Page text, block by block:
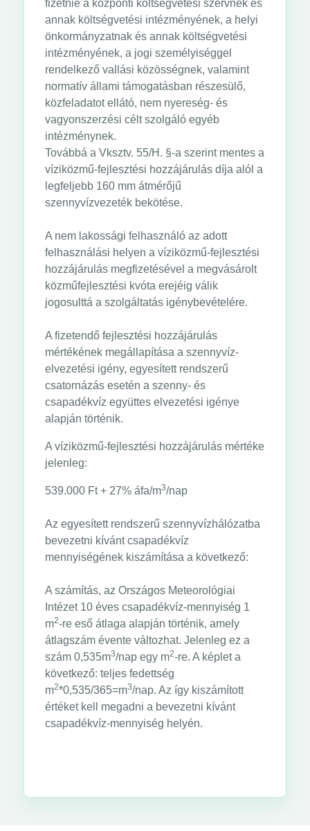
fizetnie a központi költségvetési szervnek és
annak költségvetési intézményének, a helyi
önkormányzatnak és annak költségvetési
intézményének, a jogi személyiséggel
rendelkező vallási közösségnek, valamint
normatív állami támogatásban részesülő,
közfeladatot ellátó, nem nyereség- és
vagyonszerzési célt szolgáló egyéb
intézménynek.
Továbbá a Vksztv. 55/H. §-a szerint mentes a
víziközmű-fejlesztési hozzájárulás díja alól a
legfeljebb 160 mm átmérőjű
szennyvízvezeték bekötése.
A nem lakossági felhasználó az adott
felhasználási helyen a víziközmű-fejlesztési
hozzájárulás megfizetésével a megvásárolt
közműfejlesztési kvóta erejéig válik
jogosulttá a szolgáltatás igénybevételére.
A fizetendő fejlesztési hozzájárulás
mértékének megállapítása a szennyvíz-
elvezetési igény, egyesített rendszerű
csatornázás esetén a szenny- és
csapadékvíz együttes elvezetési igénye
alapján történik.
A víziközmű-fejlesztési hozzájárulás mértéke
jelenleg:
539.000 Ft + 27% áfa/m3/nap
Az egyesített rendszerű szennyvízhálózatba
bevezetni kívánt csapadékvíz
mennyiségének kiszámítása a következő:
A számítás, az Országos Meteorológiai
Intézet 10 éves csapadékvíz-mennyiség 1
m2-re eső átlaga alapján történik, amely
átlagszám évente változhat. Jelenleg ez a
szám 0,535m3/nap egy m2-re. A képlet a
következő: teljes fedettség
m2*0,535/365=m3/nap. Az így kiszámított
értéket kell megadni a bevezetni kívánt
csapadékvíz-mennyiség helyén.